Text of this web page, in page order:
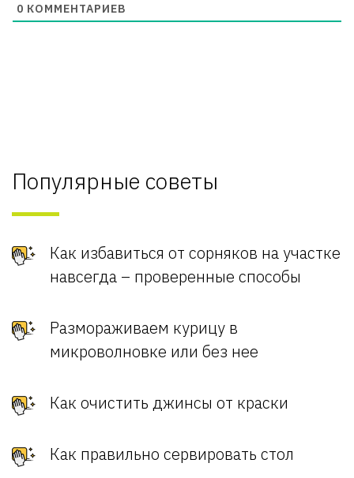
0 КОММЕНТАРИЕВ
Популярные советы
Как избавиться от сорняков на участке
навсегда – проверенные способы
Размораживаем курицу в
микроволновке или без нее
Как очистить джинсы от краски
Как правильно сервировать стол